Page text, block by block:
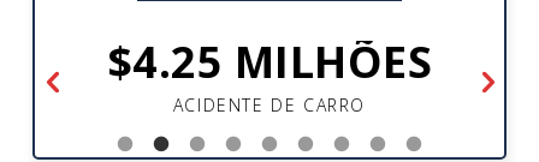
$4.25 MILHÕES
ACIDENTE DE CARRO